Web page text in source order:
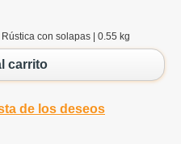
con solapas | 0.55 kg
carrito
de los deseos